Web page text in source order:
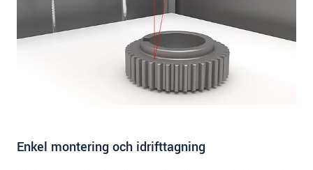
Enkel montering och idrifttagning